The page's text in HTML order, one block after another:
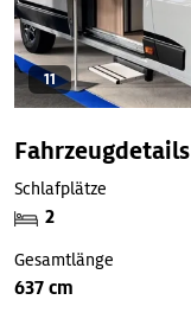
11
Fahrzeugdetails
Schlafplätze
2
Gesamtlänge
637 cm